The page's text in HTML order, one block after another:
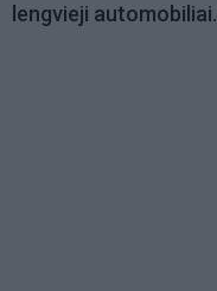
lengvieji automobiliai.